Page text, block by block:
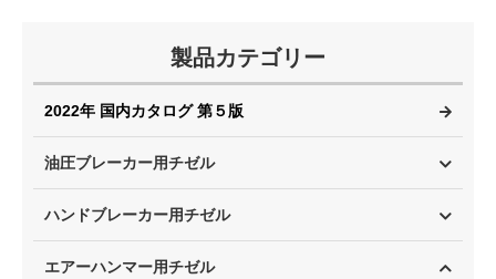
製品カテゴリー
2022年 国内カタログ 第５版
油圧ブレーカー用チゼル
ハンドブレーカー用チゼル
エアーハンマー用チゼル